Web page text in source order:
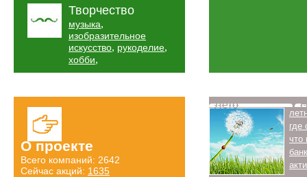
Творчество
музыка,
изобразительное
искусство, рукоделие,
хобби,
О проекте
Всего компаний: 2642
Сейчас акций: 1635
Лето
где
что